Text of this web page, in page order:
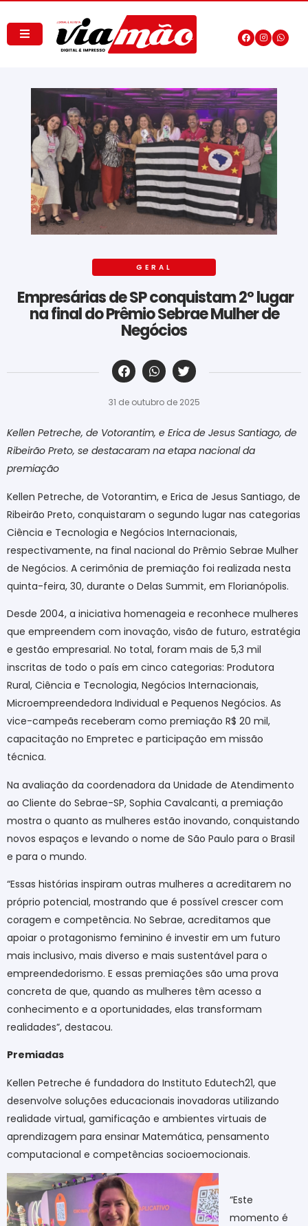
GERAL
Empresárias de SP conquistam 2º lugar
na final do Prêmio Sebrae Mulher de
Negócios
‎ ‎ ‎ ‎ ‎ ‎ ‎ ‎ ‎ ‎ ‎ ‎ ‎ ‎ ‎ ‎ ‎ ‎ ‎ ‎ ‎ ‎ ‎ ‎ ‎ ‎ ‎ ‎ ‎ ‎ ‎
31 de outubro de 2025
Kellen Petreche, de Votorantim, e Erica de Jesus Santiago, de
Ribeirão Preto, se destacaram na etapa nacional da
premiação
Kellen Petreche, de Votorantim, e Erica de Jesus Santiago, de
Ribeirão Preto, conquistaram o segundo lugar nas categorias
Ciência e Tecnologia e Negócios Internacionais,
respectivamente, na final nacional do Prêmio Sebrae Mulher
de Negócios. A cerimônia de premiação foi realizada nesta
quinta-feira, 30, durante o Delas Summit, em Florianópolis.
Desde 2004, a iniciativa homenageia e reconhece mulheres
que empreendem com inovação, visão de futuro, estratégia
e gestão empresarial. No total, foram mais de 5,3 mil
inscritas de todo o país em cinco categorias: Produtora
Rural, Ciência e Tecnologia, Negócios Internacionais,
Microempreendedora Individual e Pequenos Negócios. As
vice-campeãs receberam como premiação R$ 20 mil,
capacitação no Empretec e participação em missão
técnica.
Na avaliação da coordenadora da Unidade de Atendimento
ao Cliente do Sebrae-SP, Sophia Cavalcanti, a premiação
mostra o quanto as mulheres estão inovando, conquistando
novos espaços e levando o nome de São Paulo para o Brasil
e para o mundo.
“Essas histórias inspiram outras mulheres a acreditarem no
próprio potencial, mostrando que é possível crescer com
coragem e competência. No Sebrae, acreditamos que
apoiar o protagonismo feminino é investir em um futuro
mais inclusivo, mais diverso e mais sustentável para o
empreendedorismo. E essas premiações são uma prova
concreta de que, quando as mulheres têm acesso a
conhecimento e a oportunidades, elas transformam
realidades”, destacou.
Premiadas
Kellen Petreche é fundadora do Instituto Edutech21, que
desenvolve soluções educacionais inovadoras utilizando
realidade virtual, gamificação e ambientes virtuais de
aprendizagem para ensinar Matemática, pensamento
computacional e competências socioemocionais.
“Este
momento é